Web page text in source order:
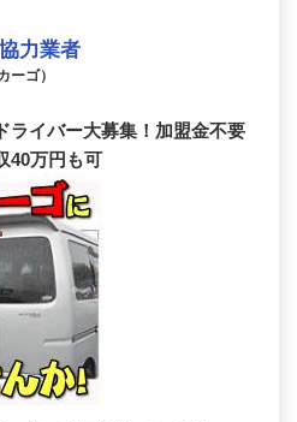
力業者
ーゴ）
イバー大募集！加盟金不要
40万円も可